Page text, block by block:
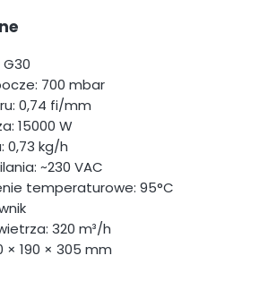
700 mbar
0,74 fi/mm
15000 W
0,73 kg/h
~230 VAC
temperaturowe: 95°C
320 m³/h
× 190 × 305 mm